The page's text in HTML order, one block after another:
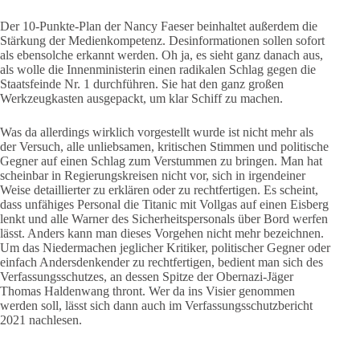
Der 10-Punkte-Plan der Nancy Faeser beinhaltet außerdem die
Stärkung der Medienkompetenz. Desinformationen sollen sofort
als ebensolche erkannt werden. Oh ja, es sieht ganz danach aus,
als wolle die Innenministerin einen radikalen Schlag gegen die
Staatsfeinde Nr. 1 durchführen. Sie hat den ganz großen
Werkzeugkasten ausgepackt, um klar Schiff zu machen.
Was da allerdings wirklich vorgestellt wurde ist nicht mehr als
der Versuch, alle unliebsamen, kritischen Stimmen und politische
Gegner auf einen Schlag zum Verstummen zu bringen. Man hat
scheinbar in Regierungskreisen nicht vor, sich in irgendeiner
Weise detaillierter zu erklären oder zu rechtfertigen. Es scheint,
dass unfähiges Personal die Titanic mit Vollgas auf einen Eisberg
lenkt und alle Warner des Sicherheitspersonals über Bord werfen
lässt. Anders kann man dieses Vorgehen nicht mehr bezeichnen.
Um das Niedermachen jeglicher Kritiker, politischer Gegner oder
einfach Andersdenkender zu rechtfertigen, bedient man sich des
Verfassungsschutzes, an dessen Spitze der Obernazi-Jäger
Thomas Haldenwang thront. Wer da ins Visier genommen
werden soll, lässt sich dann auch im Verfassungsschutzbericht
2021 nachlesen.